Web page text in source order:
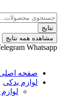
نتایج
Telegram
اصلی
یدکی
لوازم یدکی لودر